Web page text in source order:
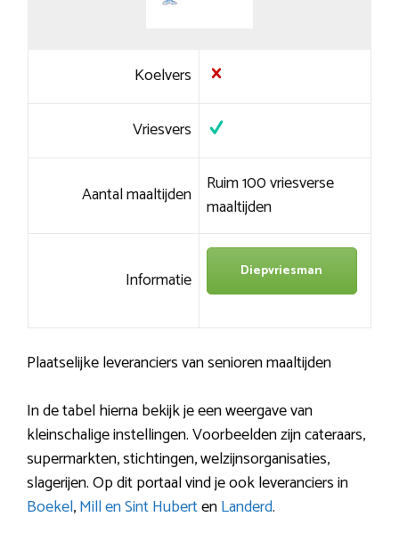
Koelvers
Vriesvers
Aantal maaltijden Ruim 100 vriesverse
maaltijden
Informatie Diepvriesman
Plaatselijke leveranciers van senioren maaltijden
In de tabel hierna bekijk je een weergave van
kleinschalige instellingen. Voorbeelden zijn cateraars,
supermarkten, stichtingen, welzijnsorganisaties,
slagerijen. Op dit portaal vind je ook leveranciers in
Boekel,Mill en Sint HubertenLanderd.